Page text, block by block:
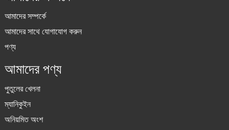
আমাদের সম্পর্কে
আমাদের সাথে যোগাযোগ করুন
পণ্য
আমাদের পণ্য
পুতুলের খেলনা
ম্যানিকুইন
অনিয়মিত অংশ